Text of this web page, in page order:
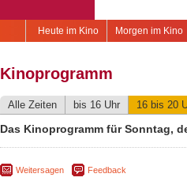
Morgen im Kino
Heute im Kino
Kinoprogramm
Alle Zeiten bis 16 Uhr 16 bis 20
Das Kinoprogramm für Sonntag,
Weitersagen Feedback